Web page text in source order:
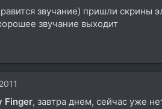
за отеческую похвалу и
бухтение, чтоб тело
звучание) пришли скрины
звучание выходит
Finger, завтра днем, сейчас уже